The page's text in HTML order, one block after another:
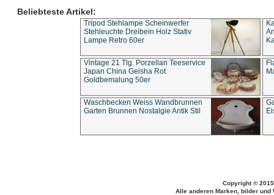
Beliebteste Artikel:
Tripod Stehlampe Scheinwerfer
Stehleuchte Dreibein Holz Stativ
Lampe Retro 60er
Vintage 21 Tlg. Porzellan Teeservice
Japan China Geisha Rot
Goldbemalung 50er
Waschbecken Weiss Wandbrunnen
Garten Brunnen Nostalgie Antik Stil
Copyright ©
Alle anderen Marken, bilder und